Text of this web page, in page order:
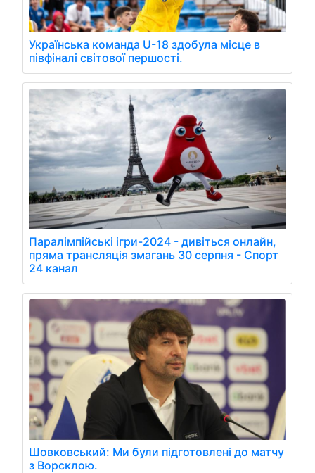
Українська команда U-18 здобула місце в
півфіналі світової першості.
Паралімпійські ігри-2024 - дивіться онлайн,
пряма трансляція змагань 30 серпня - Спорт
24 канал
Шовковський: Ми були підготовлені до матчу
з Ворсклою.